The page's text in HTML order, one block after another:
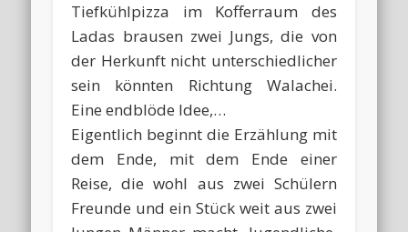
Tiefkühlpizza im Kofferraum des
Ladas brausen zwei Jungs, die von
der Herkunft nicht unterschiedlicher
sein könnten Richtung Walachei.
Eine endblöde Idee,…
Eigentlich beginnt die Erzählung mit
dem Ende, mit dem Ende einer
Reise, die wohl aus zwei Schülern
Freunde und ein Stück weit aus zwei